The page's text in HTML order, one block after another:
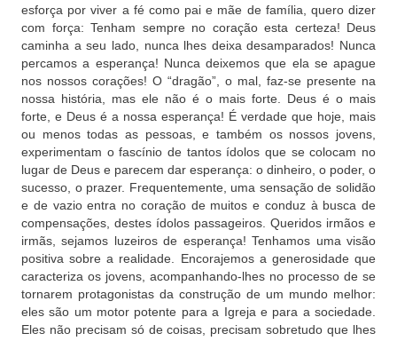
esforça por viver a fé como pai e mãe de família, quero dizer
com força: Tenham sempre no coração esta certeza! Deus
caminha a seu lado, nunca lhes deixa desamparados! Nunca
percamos a esperança! Nunca deixemos que ela se apague
nos nossos corações! O “dragão”, o mal, faz-se presente na
nossa história, mas ele não é o mais forte. Deus é o mais
forte, e Deus é a nossa esperança! É verdade que hoje, mais
ou menos todas as pessoas, e também os nossos jovens,
experimentam o fascínio de tantos ídolos que se colocam no
lugar de Deus e parecem dar esperança: o dinheiro, o poder, o
sucesso, o prazer. Frequentemente, uma sensação de solidão
e de vazio entra no coração de muitos e conduz à busca de
compensações, destes ídolos passageiros. Queridos irmãos e
irmãs, sejamos luzeiros de esperança! Tenhamos uma visão
positiva sobre a realidade. Encorajemos a generosidade que
caracteriza os jovens, acompanhando-lhes no processo de se
tornarem protagonistas da construção de um mundo melhor:
eles são um motor potente para a Igreja e para a sociedade.
Eles não precisam só de coisas, precisam sobretudo que lhes